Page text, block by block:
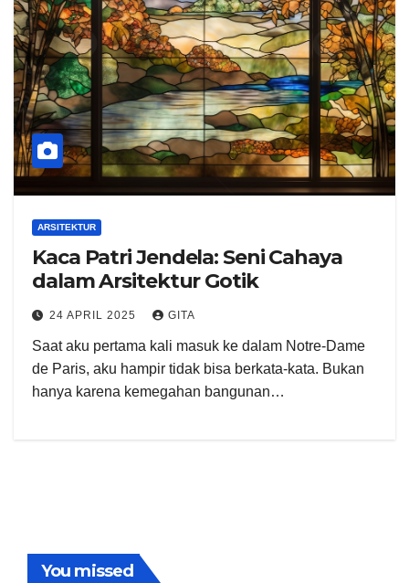
ARSITEKTUR
Kaca Patri Jendela: Seni Cahaya
dalam Arsitektur Gotik
24 APRIL 2025 GITA
Saat aku pertama kali masuk ke dalam Notre-Dame
de Paris, aku hampir tidak bisa berkata-kata. Bukan
hanya karena kemegahan bangunan…
You missed